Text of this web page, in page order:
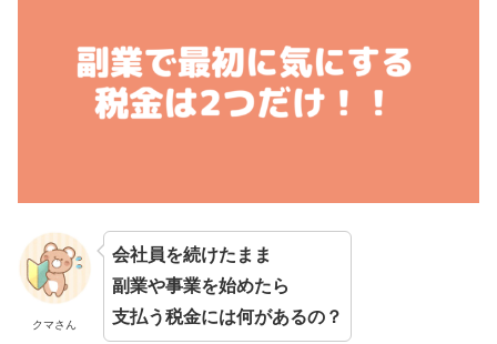
クマさん
会社員を続けたまま
副業や事業を始めたら
支払う税金には何があるの？